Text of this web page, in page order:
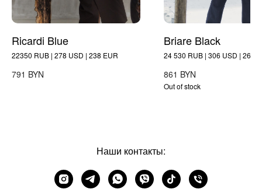
Ricardi Blue
22350 RUB | 278 USD | 238 EUR
791 BYN
Briare Black
24 530 RUB | 306 USD | 261
861 BYN
Out of stock
Наши контакты: